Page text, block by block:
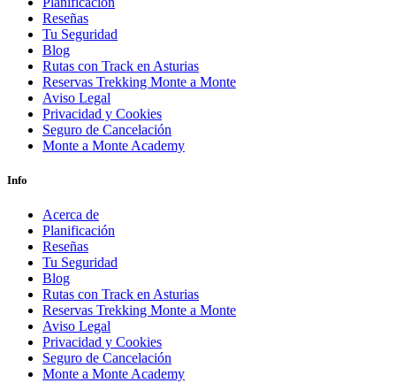
Reseñas
Tu Seguridad
Blog
Rutas con Track en Asturias
Reservas Trekking Monte a Monte
Aviso Legal
Privacidad y Cookies
Seguro de Cancelación
Monte a Monte Academy
Info
Acerca de
Planificación
Reseñas
Tu Seguridad
Blog
Rutas con Track en Asturias
Reservas Trekking Monte a Monte
Aviso Legal
Privacidad y Cookies
Seguro de Cancelación
Monte a Monte Academy